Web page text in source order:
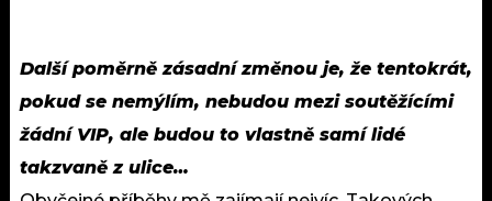
Další poměrně zásadní změnou je, že tentokrát,
pokud se nemýlím, nebudou mezi soutěžícími
žádní VIP, ale budou to vlastně samí lidé
takzvaně z ulice…